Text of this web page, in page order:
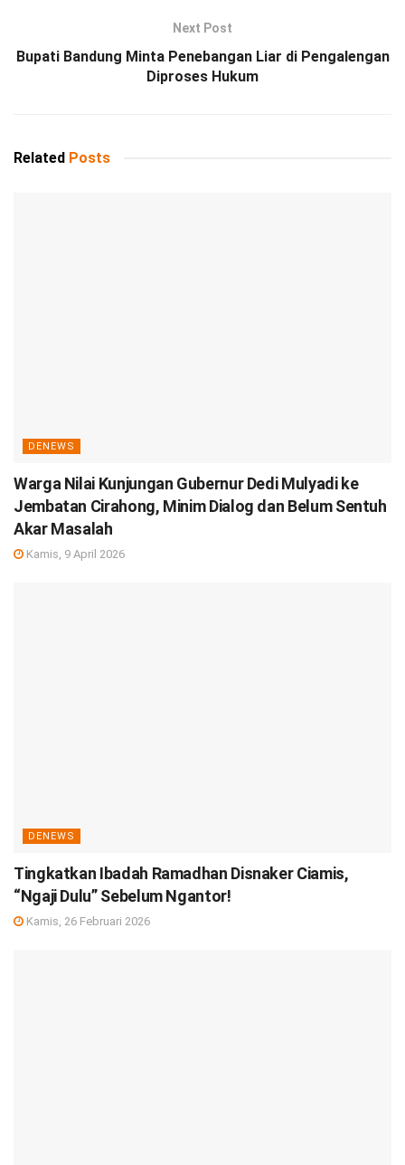
Next Post
Bupati Bandung Minta Penebangan Liar di Pengalengan
Diproses Hukum
Related Posts
DENEWS
Warga Nilai Kunjungan Gubernur Dedi Mulyadi ke
Jembatan Cirahong, Minim Dialog dan Belum Sentuh
Akar Masalah
Kamis, 9 April 2026
DENEWS
Tingkatkan Ibadah Ramadhan Disnaker Ciamis,
“Ngaji Dulu” Sebelum Ngantor!
Kamis, 26 Februari 2026